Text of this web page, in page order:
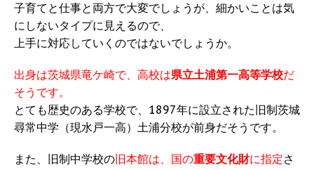
子育てと仕事と両方で大変でしょうが、細かいことは気
にしないタイプに見えるので、
上手に対応していくのではないでしょうか。
出身は茨城県竜ケ崎で、高校は県立土浦第一高等学校だ
そうです。
とても歴史のある学校で、1897年に設立された旧制茨城
尋常中学（現水戸一高）土浦分校が前身だそうです。
また、旧制中学校の 旧本館は、国の重要文化財に指定さ